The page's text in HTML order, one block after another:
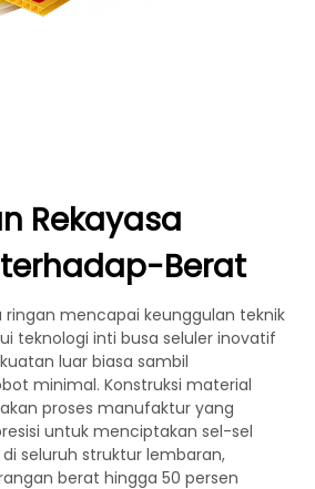
Rekayasa
Berat
mencapai keunggulan teknik
teknologi inti busa seluler inovatif
luar biasa sambil
minimal. Konstruksi material
proses manufaktur yang
untuk menciptakan sel-sel
seluruh struktur lembaran,
berat hingga 50 persen